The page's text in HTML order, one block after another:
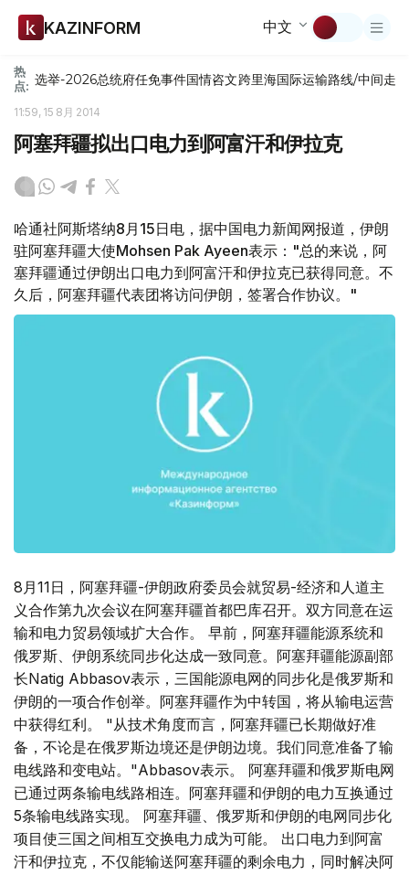
KAZINFORM 中文
热
点: 选举-2026总统府任免事件国情咨文跨里海国际运输路线/中间走廊
11:59, 15 8月 2014
阿塞拜疆拟出口电力到阿富汗和伊拉克
哈通社阿斯塔纳8月15日电，据中国电力新闻网报道，伊朗
驻阿塞拜疆大使Mohsen Pak Ayeen表示："总的来说，阿
塞拜疆通过伊朗出口电力到阿富汗和伊拉克已获得同意。不
久后，阿塞拜疆代表团将访问伊朗，签署合作协议。"
8月11日，阿塞拜疆-伊朗政府委员会就贸易-经济和人道主
义合作第九次会议在阿塞拜疆首都巴库召开。双方同意在运
输和电力贸易领域扩大合作。 早前，阿塞拜疆能源系统和
俄罗斯、伊朗系统同步化达成一致同意。阿塞拜疆能源副部
长Natig Abbasov表示，三国能源电网的同步化是俄罗斯和
伊朗的一项合作创举。阿塞拜疆作为中转国，将从输电运营
中获得红利。 "从技术角度而言，阿塞拜疆已长期做好准
备，不论是在俄罗斯边境还是伊朗边境。我们同意准备了输
电线路和变电站。"Abbasov表示。 阿塞拜疆和俄罗斯电网
已通过两条输电线路相连。阿塞拜疆和伊朗的电力互换通过
5条输电线路实现。 阿塞拜疆、俄罗斯和伊朗的电网同步化
项目使三国之间相互交换电力成为可能。 出口电力到阿富
汗和伊拉克，不仅能输送阿塞拜疆的剩余电力，同时解决阿